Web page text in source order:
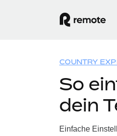
COUNTRY
So
dein
Einfache